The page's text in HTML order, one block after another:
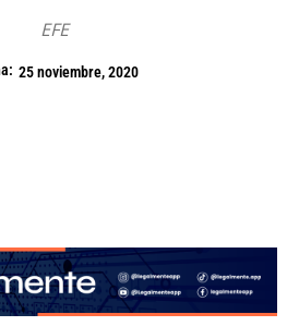
EFE
25 noviembre, 2020